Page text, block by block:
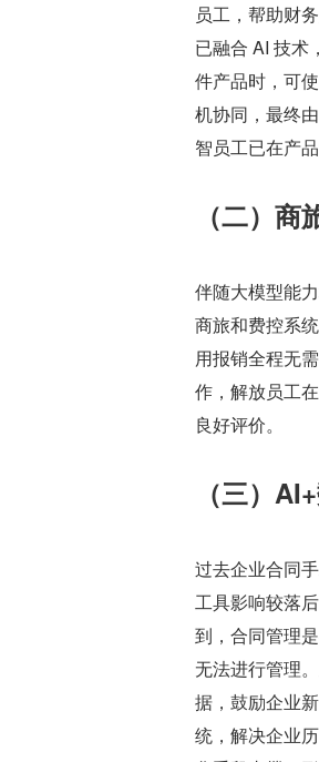
员工，帮助财
已融合 AI 技术
件产品时，可
机协同，最终
智员工已在产
（二）
伴随大模型能
商旅和费控系
用报销全程无
作，解放员工
良好评价。
（三）
过去企业合同
工具影响较落
到，合同管理
无法进行管理
据，鼓励企业
统，解决企业